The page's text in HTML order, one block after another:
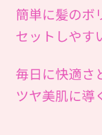
簡単に髪のボ
セットしやす
毎日に快適さ
ツヤ美肌に導